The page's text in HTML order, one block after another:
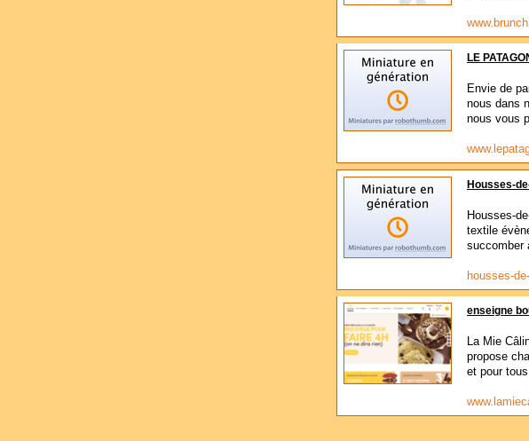
LE
Envie de
nous dans
nous vous
Housses-
Housses-
textile
succomber
housses-
enseigne
La Mie
propose
et pour